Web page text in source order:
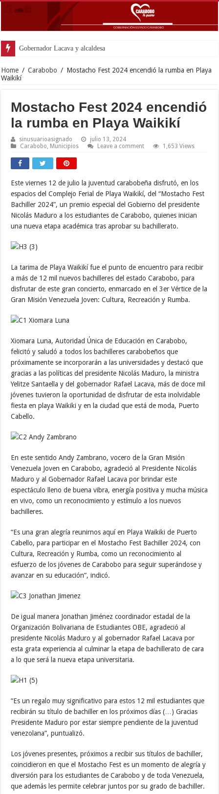
Gobernador Lacava y alcaldesa Riera supervisaron avances de recons
Home / Carabobo / Mostacho Fest 2024 encendió la rumba en Playa
Waikikí
Mostacho Fest 2024 encendió
la rumba en Playa Waikikí
sinusuarioasignado
julio 13, 2024
Carabobo Municipios Leave a comment 1,653 Views
Este viernes 12 de julio la juventud carabobeña disfrutó, en los
espacios del Complejo Ferial de Playa Waikikí, del “Mostacho Fest
Bachiller 2024”, un premio especial del Gobierno del presidente
Nicolás Maduro a los estudiantes de Carabobo, quienes inician
una nueva etapa académica tras aprobar su bachillerato.
La tarima de Playa Waikikí fue el punto de encuentro para recibir
a más de 12 mil nuevos bachilleres del estado Carabobo, para
disfrutar de este gran concierto, enmarcado en el 3er Vértice de la
Gran Misión Venezuela Joven: Cultura, Recreación y Rumba.
Xiomara Luna, Autoridad Única de Educación en Carabobo,
felicitó y saludó a todos los bachilleres carabobeños que
próximamente se incorporarán a las universidades y destacó que
gracias a las políticas del presidente Nicolás Maduro, la ministra
Yelitze Santaella y del gobernador Rafael Lacava, más de doce mil
jóvenes tuvieron la oportunidad de disfrutar de esta inolvidable
fiesta en playa Waikiki y en la ciudad que está de moda, Puerto
Cabello.
En este sentido Andy Zambrano, vocero de la Gran Misión
Venezuela Joven en Carabobo, agradeció al Presidente Nicolás
Maduro y al Gobernador Rafael Lacava por brindar este
espectáculo lleno de buena vibra, energía positiva y mucha música
en vivo, como un reconocimiento y estímulo a los nuevos
bachilleres.
“Es una gran alegría reunirnos aquí en Playa Waikiki de Puerto
Cabello, para participar en el Mostacho Fest Bachiller 2024, con
Cultura, Recreación y Rumba, como un reconocimiento al
esfuerzo de los jóvenes de Carabobo para seguir superándose y
avanzar en su educación”, indicó.
De igual manera Jonathan Jiménez coordinador estadal de la
Organización Bolivariana de Estudiantes OBE, agradeció al
presidente Nicolás Maduro y al gobernador Rafael Lacava por
esta grata experiencia al culminar la etapa de bachillerato de cara
a lo que será la nueva etapa universitaria.
“Es un regalo muy significativo para estos 12 mil estudiantes que
recibirán su título de bachiller en los próximos días (…) Gracias
Presidente Maduro por estar siempre pendiente de la juventud
venezolana”, puntualizó.
Los jóvenes presentes, próximos a recibir sus títulos de bachiller,
coincidieron en que el Mostacho Fest es un momento de alegría y
diversión para los estudiantes de Carabobo y de toda Venezuela,
que además les permite celebrar juntos por su grado de bachiller.